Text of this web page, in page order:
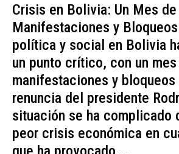
Crisis en Bolivia: Un Mes de
Manifestaciones y
política y social en Bolivia
un punto crítico, con un
manifestaciones y
renuncia del presidente
situación se ha complicado
peor crisis económica en